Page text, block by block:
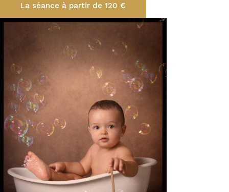
La séance à partir de 120 €